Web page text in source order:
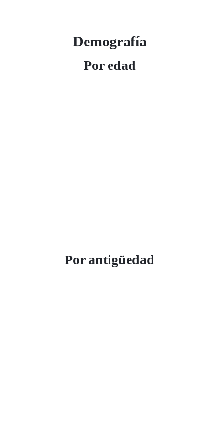
Demografía
Por edad
Por antigüedad